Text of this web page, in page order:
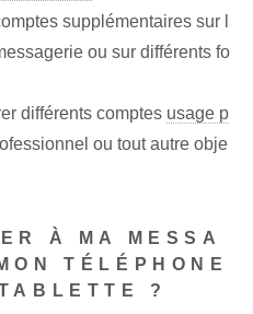
supplémentaires sur l
ou sur différents fo
différents comptes usage p
ou tout autre obje
À MA MESSA
TÉLÉPHONE
?